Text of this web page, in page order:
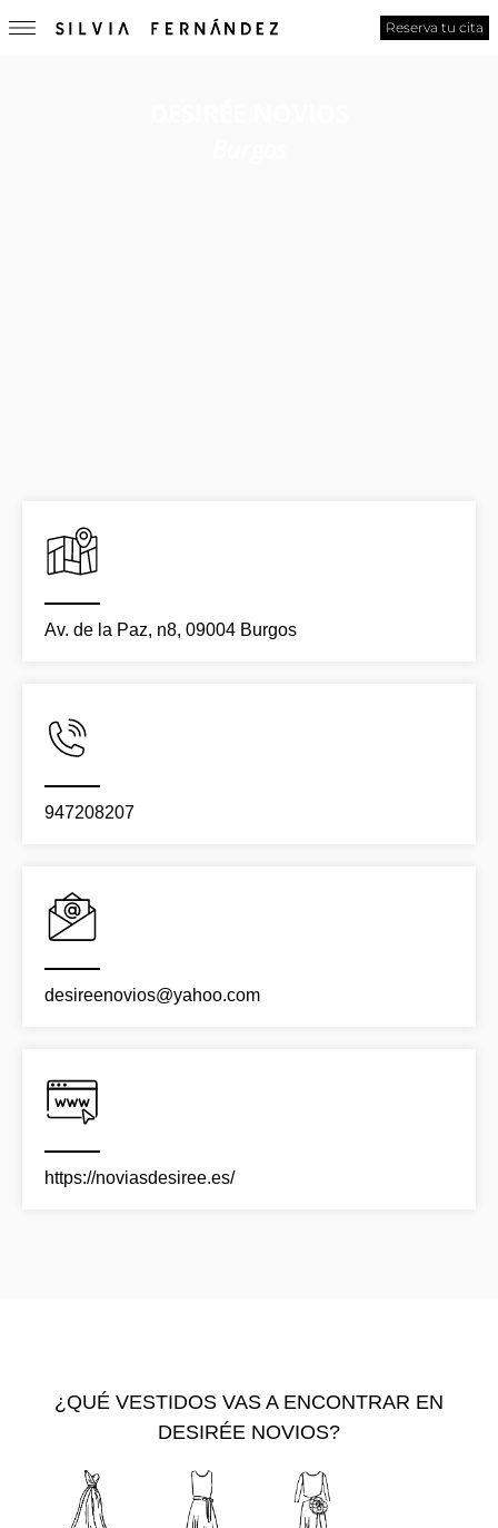
Reserva tu cita
Av. de la Paz, n8, 09004 Burgos
947208207
desireenovios@yahoo.com
https://noviasdesiree.es/
¿QUÉ VESTIDOS VAS A ENCONTRAR EN
DESIRÉE NOVIOS?